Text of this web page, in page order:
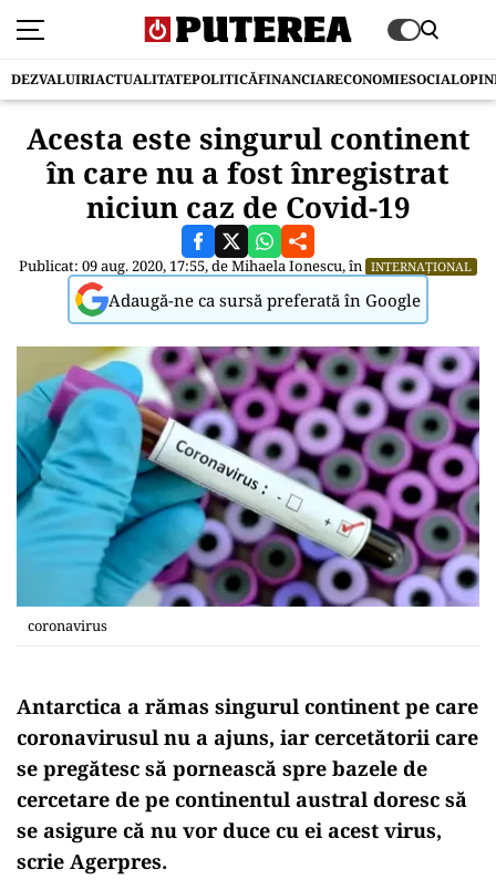
DEZVALUIRIACTUALITATEPOLITICĂFINANCIARECONOMIESOCIAL
Acesta este singurul continent
în care nu a fost înregistrat
niciun caz de Covid-19
Publicat: 09 aug. 2020, 17:55, deMihaela Ionescu, în INTERNAȚIONAL
Adaugă-ne ca sursă preferată în Google
coronavirus
Antarctica a rămas singurul continent pe care
coronavirusul nu a ajuns, iar cercetătorii care
se pregătesc să pornească spre bazele de
cercetare de pe continentul austral doresc să
se asigure că nu vor duce cu ei acest virus,
scrie Agerpres.